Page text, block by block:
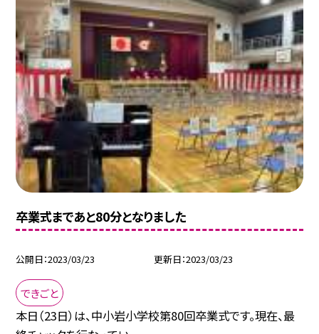
卒業式まであと80分となりました
公開日 2023/03/23 更新日 2023/03/23
できごと
本日（23日）は、中小岩小学校第80回卒業式です。現在、最